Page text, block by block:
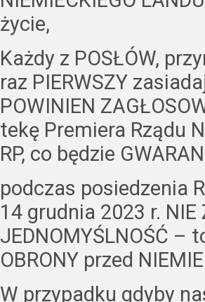
życie,
Każdy z POSŁÓW,
raz PIERWSZY
POWINIEN
tekę Premiera Rządu
RP, co będzie
podczas posiedzenia
14 grudnia 2023 r. NIE
JEDNOMYŚLNOŚĆ –
OBRONY przed
W przypadku gdyby